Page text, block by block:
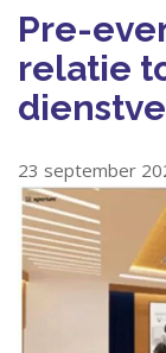
Pre-
relatie
23 september